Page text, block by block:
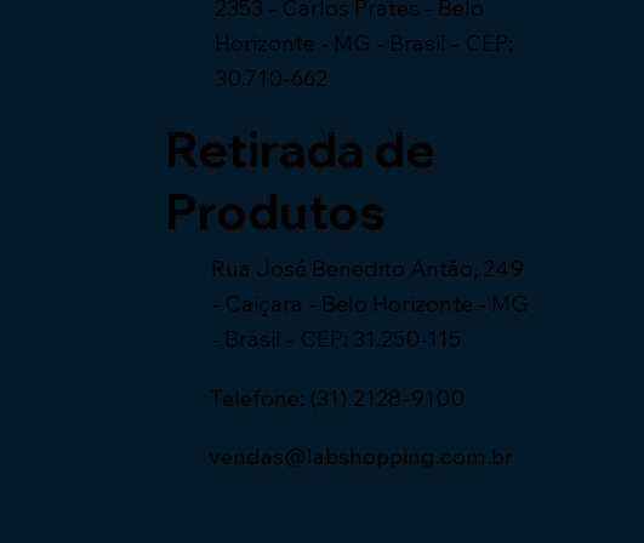
2353 - Carlos Prates - Belo
Horizonte - MG - Brasil - CEP:
30.710-662
Retirada de
Produtos
Rua José Benedito Antão, 249
- Caiçara - Belo Horizonte - MG
- Brasil - CEP: 31.250-115
Telefone: (31) 2128-9100
vendas@labshopping.com.br